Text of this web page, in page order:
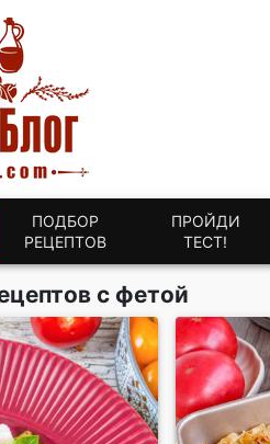
ПОДБОР
РЕЦЕПТОВ
ПРОЙДИ
ТЕСТ!
с фетой